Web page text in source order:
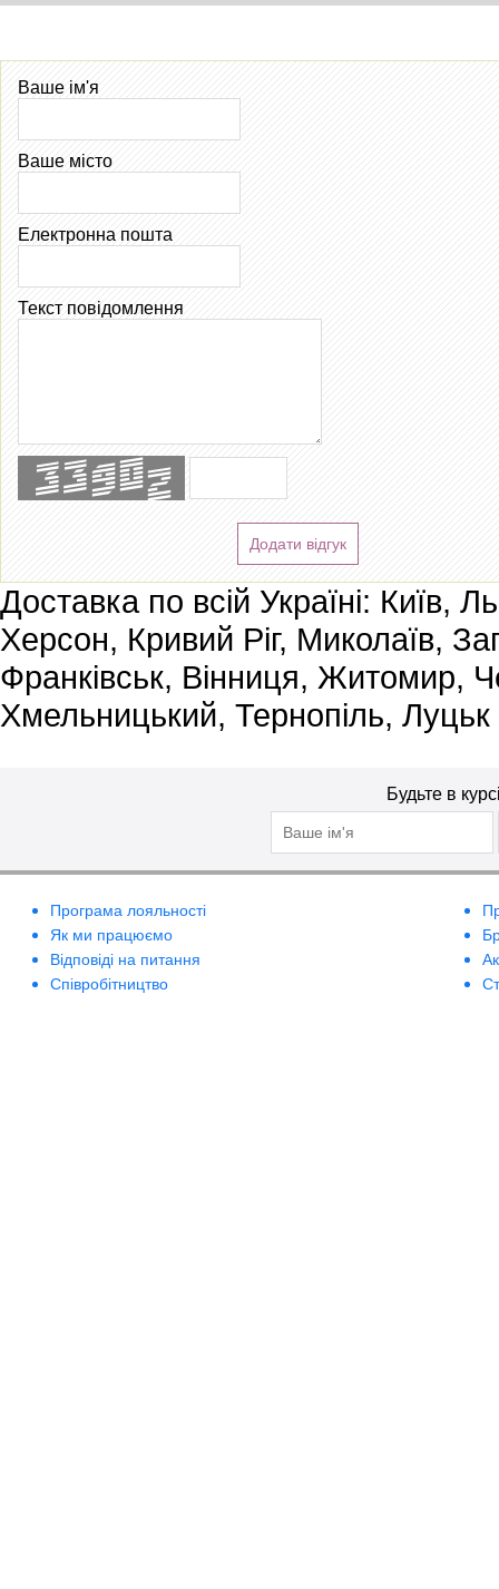
Ваше ім'я
Ваше місто
Електронна пошта
Текст повідомлення
Додати відгук
Доставка по всій Україні: Київ,
Херсон, Кривий Ріг, Миколаїв,
Франківськ, Вінниця, Житомир,
Хмельницький, Тернопіль, Луцьк
Будьте в
Програма лояльності
Як ми працюємо
Відповіді на питання
Співробітництво